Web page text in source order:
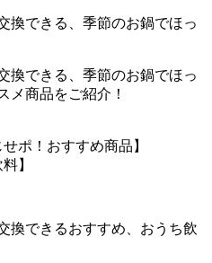
換できる、季節のお鍋でほっ
換できる、季節のお鍋でほっ
メ商品をご紹介！
ポ！おすすめ商品】
】
換できるおすすめ、おうち飲